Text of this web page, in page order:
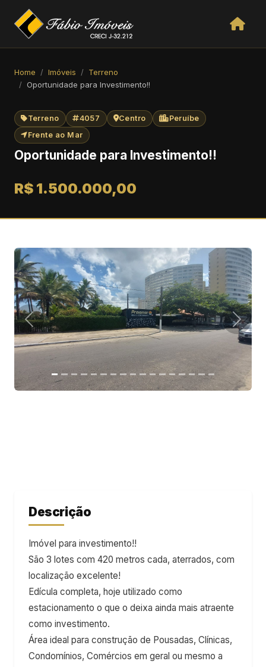
Home Imóveis
Terreno
Oportunidade para Investimento!!
Terreno 4057 Centro
Peruíbe
Frente ao Mar
Oportunidade para Investimento!!
R$ 1.500.000,00
Descrição
Imóvel para investimento!!
São 3 lotes com 420 metros cada, aterrados, com
localização excelente!
Edícula completa, hoje utilizado como
estacionamento o que o deixa ainda mais atraente
como investimento.
Área ideal para construção de Pousadas, Clínicas,
Condomínios, Comércios em geral ou mesmo a